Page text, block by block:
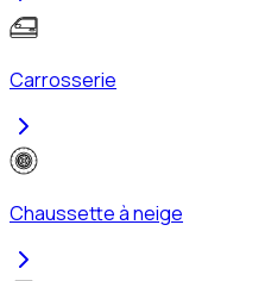
Carrosserie
Chaussette à neige